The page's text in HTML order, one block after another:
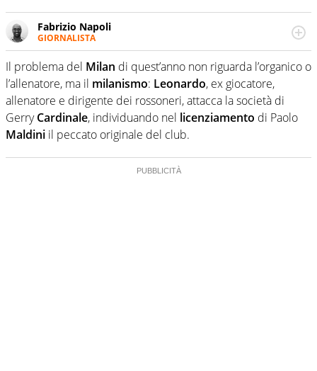
Fabrizio Napoli
GIORNALISTA
Giornalista professionista, per Virgilio Sport segue anche
il calcio ma è con la pallanuoto che esalta competenze e
passioni. Cura la comunicazione di HaBaWaBa, il più
grande festival di waterpolo per bambini al mondo
Il problema del Milan di quest’anno non riguarda l’organico o
l’allenatore, ma il milanismo: Leonardo, ex giocatore,
allenatore e dirigente dei rossoneri, attacca la società di
GerryCardinale, individuando nel licenziamento di Paolo
Maldini il peccato originale del club.